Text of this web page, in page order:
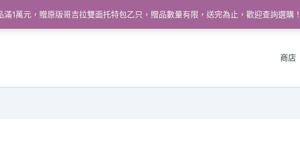
1萬元，贈原版哥吉拉雙面托特包乙只，贈品數量有限，送完為止，歡迎查詢選購！
商店